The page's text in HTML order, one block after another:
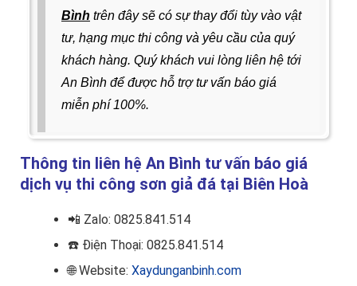
Bình trên đây sẽ có sự thay đổi tùy vào vật
tư, hạng mục thi công và yêu cầu của quý
khách hàng. Quý khách vui lòng liên hệ tới
An Bình để được hỗ trợ tư vấn báo giá
miễn phí 100%.
Thông tin liên hệ An Bình tư vấn báo giá
dịch vụ thi công sơn giả đá tại Biên Hoà
📲 Zalo: 0825.841.514
☎️ Điện Thoại: 0825.841.514
🌐 Website: Xaydunganbinh.com